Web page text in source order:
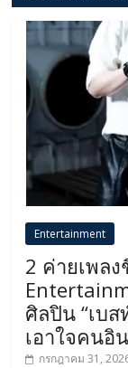
Entertainment
2 ค่ายเพลง
ศิลปิน “เบส
เอาใจคนอิ
กรกฎาคม 31,